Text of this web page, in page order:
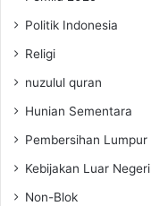
Politik Indonesia
Religi
nuzulul quran
Hunian Sementara
Pembersihan Lumpur
Kebijakan Luar Negeri
Non-Blok